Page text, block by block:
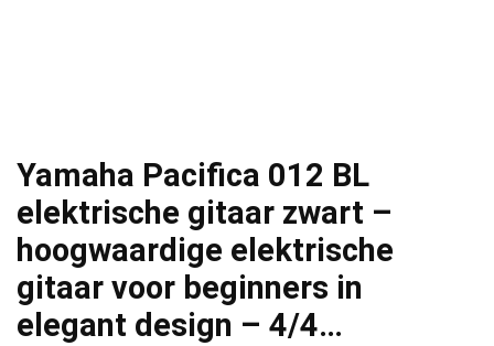
Yamaha Pacifica 012 BL
elektrische gitaar zwart –
hoogwaardige elektrische
gitaar voor beginners in
elegant design – 4/4…